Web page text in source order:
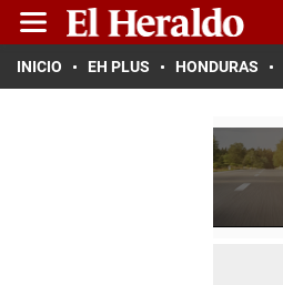
INICIO EH PLUS HONDURAS